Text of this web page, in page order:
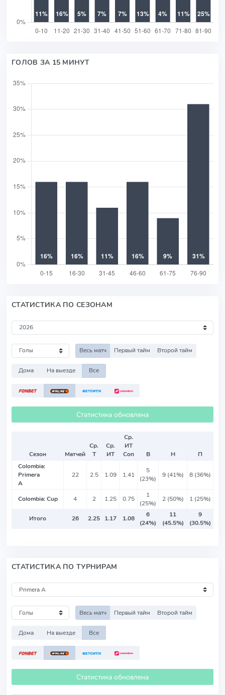
ГОЛОВ ЗА 15 МИНУТ
СТАТИСТИКА ПО СЕЗОНАМ
Весь матч Первый тайм Второй тайм
Дома На выезде Все
Статистика обновлена
Сезон Матчей
Ср.
Т
Ср.
ИТ
Ср.
ИТ
Соп
В Н
П
Colombia:
Primera
A
22 2.5 1.09 1.41
5
(23%)
9 (41%) 8 (36%)
Colombia: Cup 4 2 1.25 0.75
1
(25%)
2 (50%) 1 (25%)
Итого 26 2.25 1.17 1.08
6
(24%)
11
(45.5%)
9
(30.5%)
СТАТИСТИКА ПО ТУРНИРАМ
Весь матч Первый тайм Второй тайм
Дома На выезде Все
Статистика обновлена